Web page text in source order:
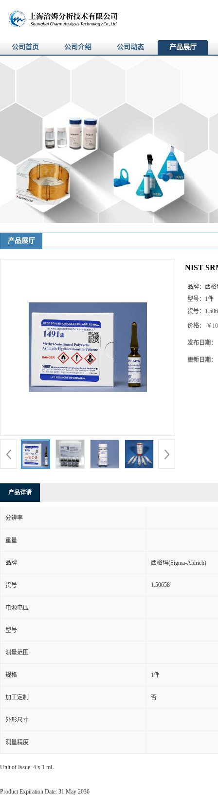
公司首页 公司介绍 公司动态 产品展厅
产品展厅
NIST
品牌： 西格
型号： 1件
货号：
价格： ￥
发布日期：
更新日期：
产品详请
分辨率
重量
品牌 西格玛(Sigma-Aldrich)
货号 1.50658
电源电压
型号
测量范围
规格 1件
加工定制 否
外形尺寸
测量精度
Unit of Issue: 4 x 1 mL
Product Expiration Date: 31 May 2036